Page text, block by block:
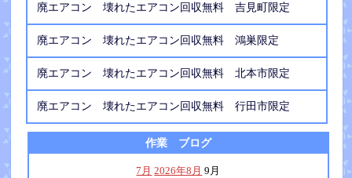
廃エアコン 壊れたエアコン回収無料 吉見町限定
廃エアコン 壊れたエアコン回収無料 鴻巣限定
廃エアコン 壊れたエアコン回収無料 北本市限定
廃エアコン 壊れたエアコン回収無料 行田市限定
作業 ブログ
7月 2026年8月 9月